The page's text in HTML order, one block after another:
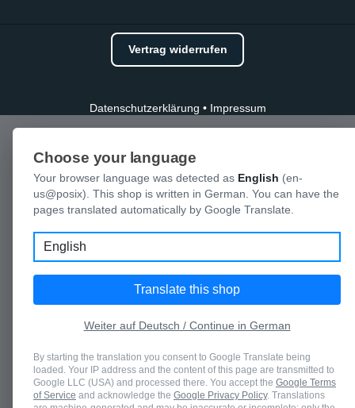
Vertrag widerrufen
Datenschutzerklärung • Impressum
Choose your language
Your browser language was detected as English (en-
us@posix). This shop is written in German. You can have the
pages translated automatically by Google Translate.
Language
Translate this shop
Weiter auf Deutsch / Continue in German
By starting the translation you consent to Google Translate being
loaded. Your IP address and the content of this page are transmitted to
Google LLC (USA) and processed there. You accept the Google Terms
of Service and acknowledge the Google Privacy Policy. Translations